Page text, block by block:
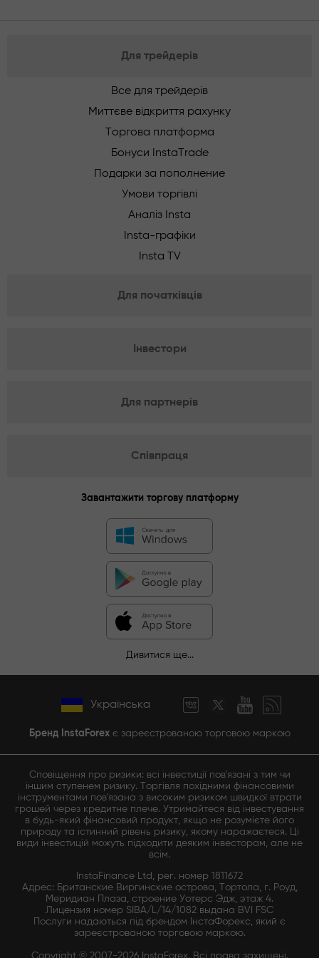
Для трейдерів
Все для трейдерів
Миттєве відкриття рахунку
Торгова платформа
Бонуси InstaTrade
Подарки за пополнение
Умови торгівлі
Аналіз Insta
Insta-графіки
Insta TV
Для початківців
Інвестори
Для партнерів
Співпраця
Завантажити торгову платформу
Дивитися ще...
Українська
Бренд InstaForexє зареєстрованою торговою маркою
Сповіщення про ризики: всі інвестиції пов'язані з тим чи
іншим ступенем ризику. Торгівля похідними фінансовими
інструментами пов'язана з високим ризиком швидкої втрати
грошей через кредитне плече. Утримайтеся від інвестування
в будь-який фінансовий продукт, якщо не розумієте його
природу та істинний рівень ризику, якому наражаєтеся. Ці
види інвестицій можуть підходити деяким інвесторам, але не
всім.
InstaFinance Ltd, рег. номер 1811672
Адрес: Британские Виргинские острова, Тортола, г. Роуд,
Меридиан Плаза, строение Уотерс Эдж, этаж 4.
Лицензия номер SIBA/L/14/1082 выдана BVI FSC
Послуги надаються під брендом ІнстаФорекс, який є
зареєстрованою торговою маркою.
Copyright © 2007-2026 InstaForex. Всі права захищені.